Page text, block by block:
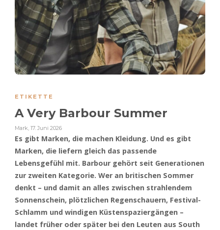
ETIKETTE
A Very Barbour Summer
Mark, 17. Juni 2026
Es gibt Marken, die machen Kleidung. Und es gibt
Marken, die liefern gleich das passende
Lebensgefühl mit. Barbour gehört seit Generationen
zur zweiten Kategorie. Wer an britischen Sommer
denkt – und damit an alles zwischen strahlendem
Sonnenschein, plötzlichen Regenschauern, Festival-
Schlamm und windigen Küstenspaziergängen –
landet früher oder später bei den Leuten aus South